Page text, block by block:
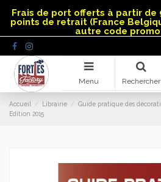
Frais de port offerts à partir de
points de retrait (France
autre code
Menu Rechercher
Accueil Librairie
Guide pratique des
Edition 2015